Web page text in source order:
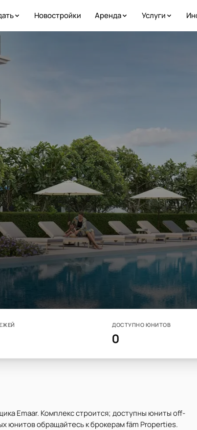
Новостройки Аренда Услуги
ДОСТУПНО ЮНИТОВ
0
Emaar. Комплекс строится; доступны юниты off-
юнитов обращайтесь к брокерам fäm Properties.